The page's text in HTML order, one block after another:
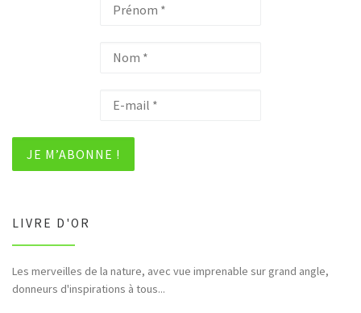
LIVRE D'OR
Les merveilles de la nature, avec vue imprenable sur grand angle,
donneurs d'inspirations à tous...